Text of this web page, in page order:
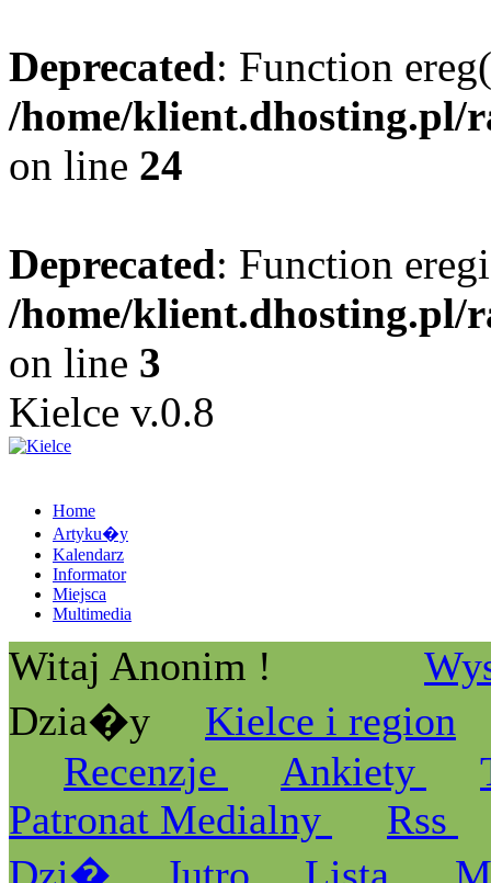
Deprecated: Function
/home/klient.dhosting.pl/
on line 24
Deprecated: Function
/home/klient.dhosting.pl/
on line 3
Kielce v.0.8
Home
Artyku�y
Kalendarz
Informator
Miejsca
Multimedia
Witaj Anonim !
Dzia�y
Kielce i region
Recenzje
Ankiety
Patronat Medialny
Rss